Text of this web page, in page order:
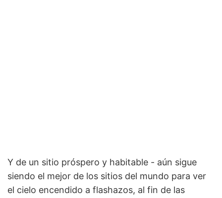
Y de un sitio próspero y habitable - aún sigue
siendo el mejor de los sitios del mundo para ver
el cielo encendido a flashazos, al fin de las